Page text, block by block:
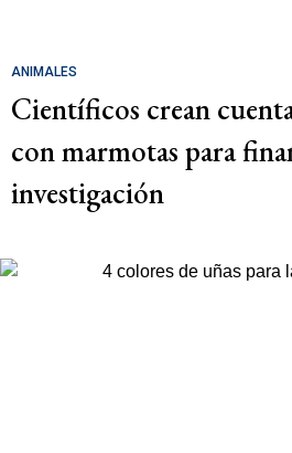
ANIMALES
Científicos crean
con marmotas para
investigación